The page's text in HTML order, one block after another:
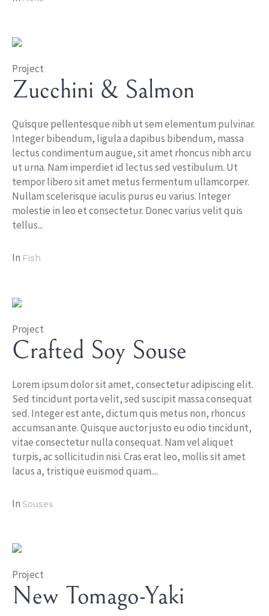
Project
Zucchini & Salmon
Quisque pellentesque nibh ut sem elementum pulvinar.
Integer bibendum, ligula a dapibus bibendum, massa
lectus condimentum augue, sit amet rhoncus nibh arcu
ut urna. Nam imperdiet id lectus sed vestibulum. Ut
tempor libero sit amet metus fermentum ullamcorper.
Nullam scelerisque iaculis purus eu varius. Integer
molestie in leo et consectetur. Donec varius velit quis
tellus...
In Fish
Project
Crafted Soy Souse
Lorem ipsum dolor sit amet, consectetur adipiscing elit.
Sed tincidunt porta velit, sed suscipit massa consequat
sed. Integer est ante, dictum quis metus non, rhoncus
accumsan ante. Quisque auctor justo eu odio tincidunt,
vitae consectetur nulla consequat. Nam vel aliquet
turpis, ac sollicitudin nisi. Cras erat leo, mollis sit amet
lacus a, tristique euismod quam....
In Souses
Project
New Tomago-Yaki